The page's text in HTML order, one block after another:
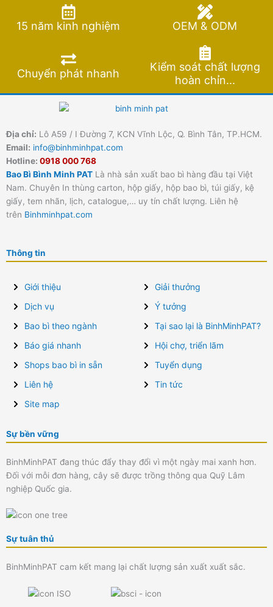
15 năm kinh nghiệm OEM & ODM
Chuyển phát nhanh
Kiểm soát chất lượng
hoàn chỉn...
Địa chỉ: Lô A59 / I Đường 7, KCN Vĩnh Lộc, Q. Bình Tân, TP.HCM.
Email: info@binhminhpat.com
Hotline: 0918 000 768
Bao Bì Bình Minh PAT Là nhà sản xuất bao bì hàng đầu tại Việt
Nam. Chuyên In thùng carton, hộp giấy, hộp bao bì, túi giấy, kệ
giấy, tem nhãn, lịch, catalogue,… uy tín chất lượng. Liên hệ
trên Binhminhpat.com
Thông tin
Giới thiệu
Dịch vụ
Bao bì theo ngành
Báo giá nhanh
Shops bao bì in sẵn
Liên hệ
Site map
Giải thưởng
Ý tưởng
Tại sao lại là BinhMinhPAT?
Hội chợ, triển lãm
Tuyển dụng
Tin tức
Sự bền vững
BinhMinhPAT đang thúc đẩy thay đổi vì một ngày mai xanh hơn.
Đối với mỗi đơn hàng, cây sẽ được trồng thông qua Quỹ Lâm
nghiệp Quốc gia.
Sự tuân thủ
BinhMinhPAT cam kết mang lại chất lượng sản xuất xuất sắc.